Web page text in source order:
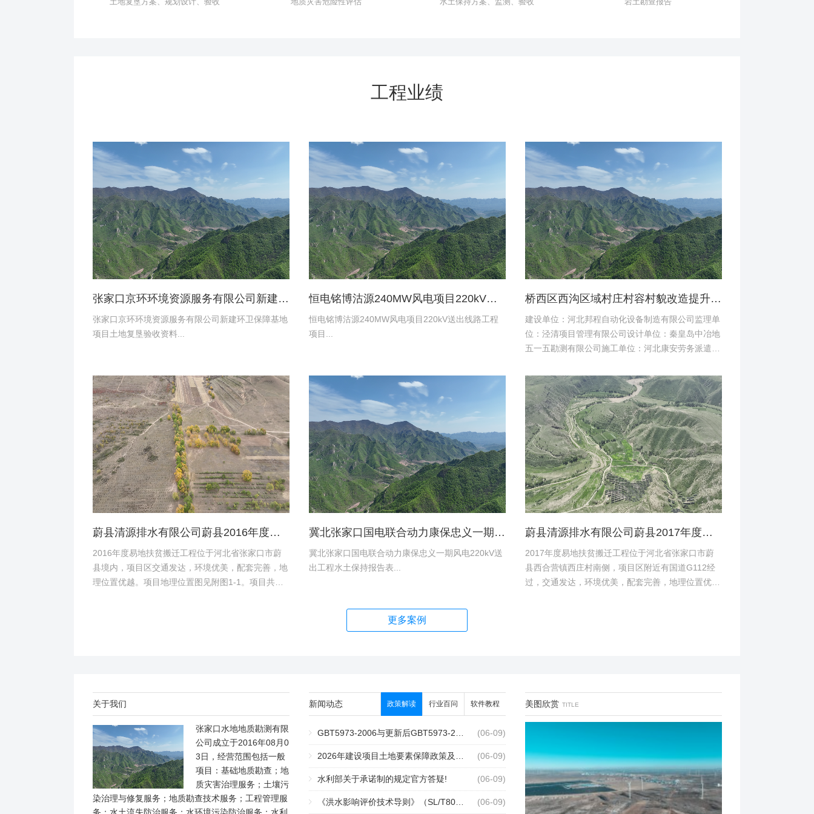
工程业绩
张家口京环环境资源服务有限公司新建环卫保障基地项目土地复垦验收资料
张家口京环环境资源服务有限公司新建环卫保障基地
项目土地复垦验收资料...
恒电铭博沽源240MW风电项目220kV送出线路工程项目土地复垦验收资料
恒电铭博沽源240MW风电项目220kV送出线路工程
项目...
桥西区西沟区域村庄村容村貌改造提升及基础设施建设项目堆料场土地复垦验收资料
建设单位：河北邦程自动化设备制造有限公司监理单
位：泾清项目管理有限公司设计单位：秦皇岛中冶地
五一五勘测有限公司施工单位：河北康安劳务派遣有
设施建设项目堆料...
蔚县清源排水有限公司蔚县2016年度易地扶贫搬迁工程水土保持方案
2016年度易地扶贫搬迁工程位于河北省张家口市蔚
县境内，项目区交通发达，环境优美，配套完善，地
理位置优越。项目地理位置图见附图1-1。项目共建1
冀北张家口国电联合动力康保忠义一期风电220kV送出工程水土保持报告表
冀北张家口国电联合动力康保忠义一期风电220kV送
出工程水土保持报告表...
蔚县清源排水有限公司蔚县2017年度易地扶贫搬迁工程（一期）水土保持方案
2017年度易地扶贫搬迁工程位于河北省张家口市蔚
县西合营镇西庄村南侧，项目区附近有国道G112经
过，交通发达，环境优美，配套完善，地理位置优
更多案例
关于我们
张家口水地地质勘测有限
公司成立于2016年08月0
3日，经营范围包括一般
项目：基础地质勘查；地
质灾害治理服务；土壤污
染治理与修复服务；地质勘查技术服务；工程管理服
新闻动态 政策解读 行业百问 软件教程
2个月前
(06-09)
2个月前
(06-09)
2个月前
(06-09)
水利部关于承诺制的规定官方答疑!
2个月前
(06-09)
《洪水影响评价技术导则》（SL/T808-2025）核心解读
美图欣赏 TITLE